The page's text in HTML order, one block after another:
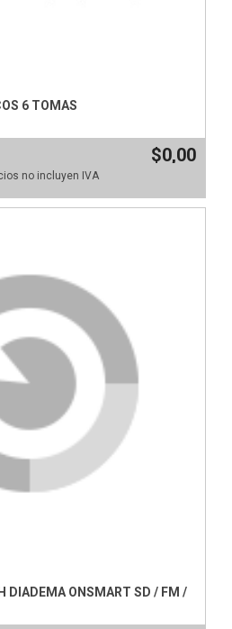
6 TOMAS
$0,00
no incluyen IVA
DIADEMA ONSMART SD / FM /